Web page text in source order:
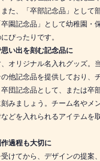
た、「卒部記念品」として
園記念品」として幼稚園・
ぴったりです。
い出を刻む記念品に
オリジナル名入れグッズ。
他記念品を提供しており、
団記念品として、または卒
みましょう。チーム名やメ
どを入れられるアイテムを
過程も大切に
けてから、デザインの提案